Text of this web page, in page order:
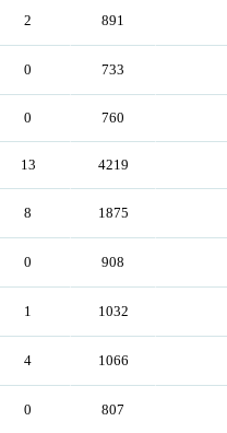
2 891
0 733
0 760
13 4219
8 1875
0 908
1 1032
4 1066
0 807